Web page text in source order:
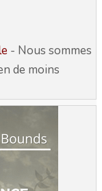
- Nous sommes
de moins